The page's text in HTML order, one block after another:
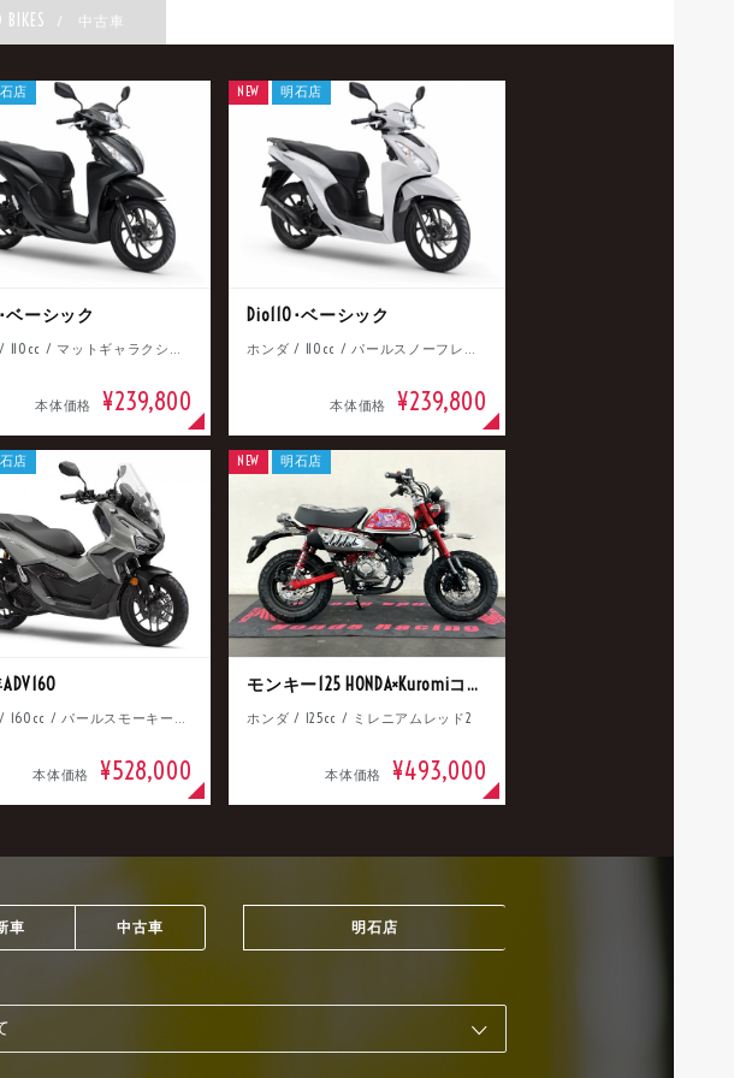
BIKES / 中古車
ベーシック
ホンダ / 110cc / マットギャラクシーブラックメタリック
本体価格 ¥239,800
店
Dio110･ベーシック
ホンダ / 110cc / パールスノーフレークホワイト
本体価格 ¥239,800
NEW 明石店
ホンダ / 160cc / パールスモーキーグレー
本体価格 ¥528,000
店
モンキー125 HONDA×Kuromiコラボ
ホンダ / 125cc / ミレニアムレッド2
本体価格 ¥493,000
NEW 明石店
車 中古車 明石店